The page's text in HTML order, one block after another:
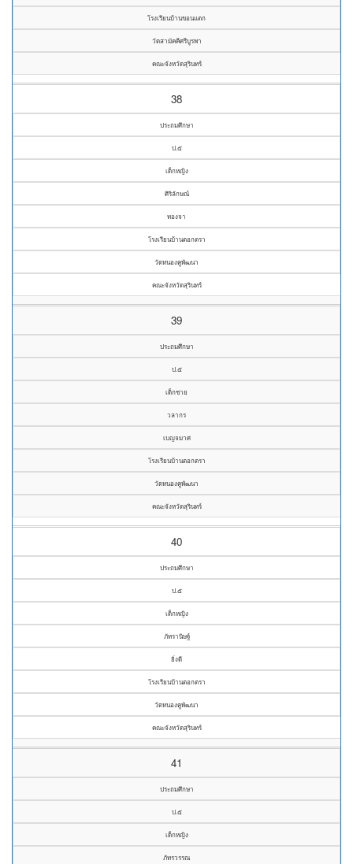
โรงเรียนบ้านขอนแตก
วัดสามัคคีศรีบูรพา
คณะจังหวัดสุรินทร์
38
ประถมศึกษา
ป.๕
เด็กหญิง
ศิริลักษณ์
ทองจา
โรงเรียนบ้านตอกตรา
วัดหนองคูพัฒนา
คณะจังหวัดสุรินทร์
39
ประถมศึกษา
ป.๕
เด็กชาย
วลากร
เบญจมาศ
โรงเรียนบ้านตอกตรา
วัดหนองคูพัฒนา
คณะจังหวัดสุรินทร์
40
ประถมศึกษา
ป.๕
เด็กหญิง
ภัทรานิษฐ์
ยิ่งดี
โรงเรียนบ้านตอกตรา
วัดหนองคูพัฒนา
คณะจังหวัดสุรินทร์
41
ประถมศึกษา
ป.๕
เด็กหญิง
ภัทรวรรณ